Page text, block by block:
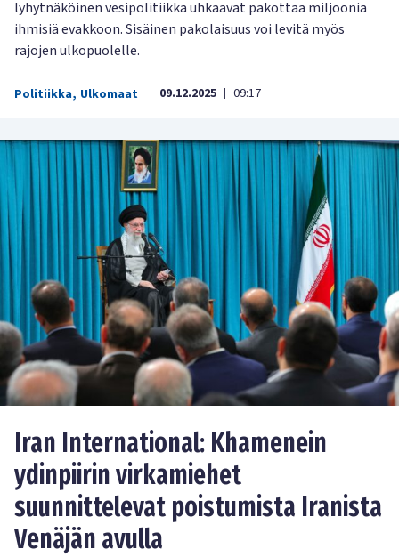
lyhytnäköinen vesipolitiikka uhkaavat pakottaa miljoonia
ihmisiä evakkoon. Sisäinen pakolaisuus voi levitä myös
rajojen ulkopuolelle.
Politiikka, Ulkomaat 09.12.2025 | 09:17
Iran International: Khamenein
ydinpiirin virkamiehet
suunnittelevat poistumista Iranista
Venäjän avulla